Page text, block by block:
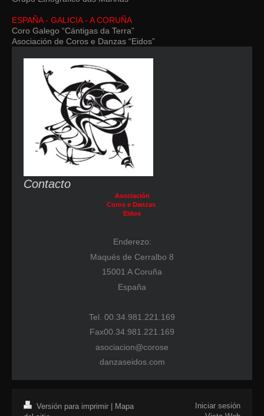
ESPAÑA - GALICIA - A CORUÑA
Coro Galego “Cántigas da Terra”
Asociación de Coros e Danzas “Eidos”
Contacto
Asociación
Coros e Danzas
Eidos
Enderezo:
Maqués de Cerralbo 8
15001 A Coruña
España
Tel. 00.34.981.221.169
Fax00.34.981.221.169
asociacion@corose
danzaseidos.com
Versión para imprimir
Mapa
Iniciar sesión